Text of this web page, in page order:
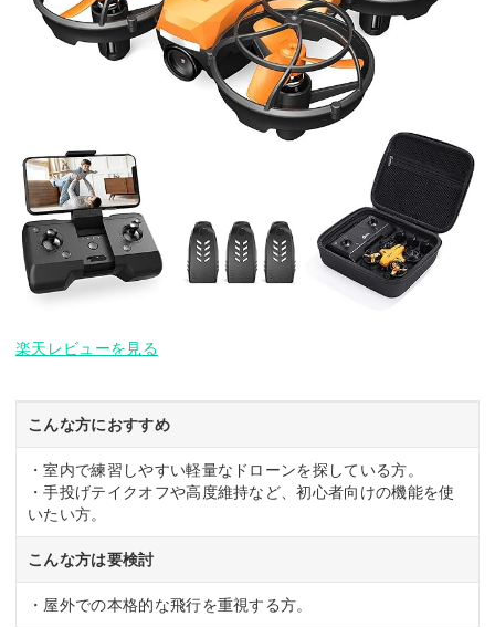
楽天レビューを見る
こんな方におすすめ
・室内で練習しやすい軽量なドローンを探している方。
・手投げテイクオフや高度維持など、初心者向けの機能を使
いたい方。
こんな方は要検討
・屋外での本格的な飛行を重視する方。